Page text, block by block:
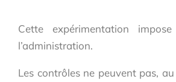
Cette expérimentation
l’administration.
Les contrôles ne peuvent pas,